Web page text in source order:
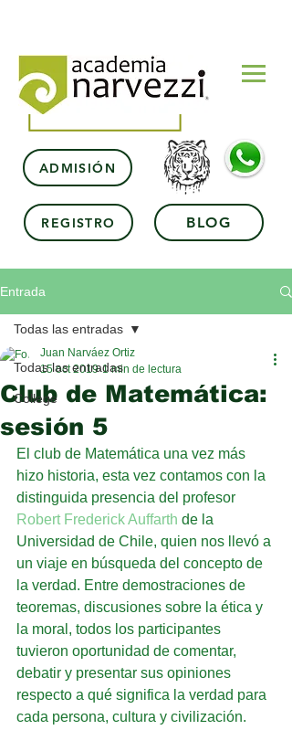
BLOG
REGISTRO
ADMISIÓN
Entrada
Todas las entradas
College
Todas las entradas
Club de Matemática:
sesión 5
Juan Narváez Ortiz
15 oct 2019 1 min de lectura
El club de Matemática una vez más
hizo historia, esta vez contamos con la
distinguida presencia del profesor
Robert Frederick Auffarth de la
Universidad de Chile, quien nos llevó a
un viaje en búsqueda del concepto de
la verdad. Entre demostraciones de
teoremas, discusiones sobre la ética y
la moral, todos los participantes
tuvieron oportunidad de comentar,
debatir y presentar sus opiniones
respecto a qué significa la verdad para
cada persona, cultura y civilización.